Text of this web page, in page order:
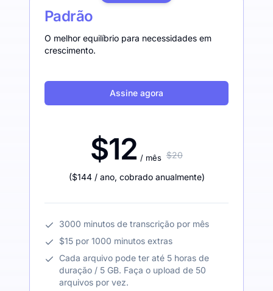
Padrão
O melhor equilíbrio para necessidades em
crescimento.
Assine agora
$12 / mês $20
($144 / ano, cobrado anualmente)
3000 minutos de transcrição por mês
$15 por 1000 minutos extras
Cada arquivo pode ter até 5 horas de
duração / 5 GB. Faça o upload de 50
arquivos por vez.